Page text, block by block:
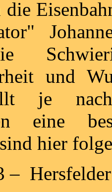
die
und
je
eine
hier
–